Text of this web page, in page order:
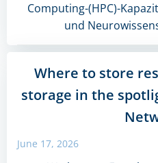
Computing-(HPC)-
und
Where to store
storage in the
June 17, 2026